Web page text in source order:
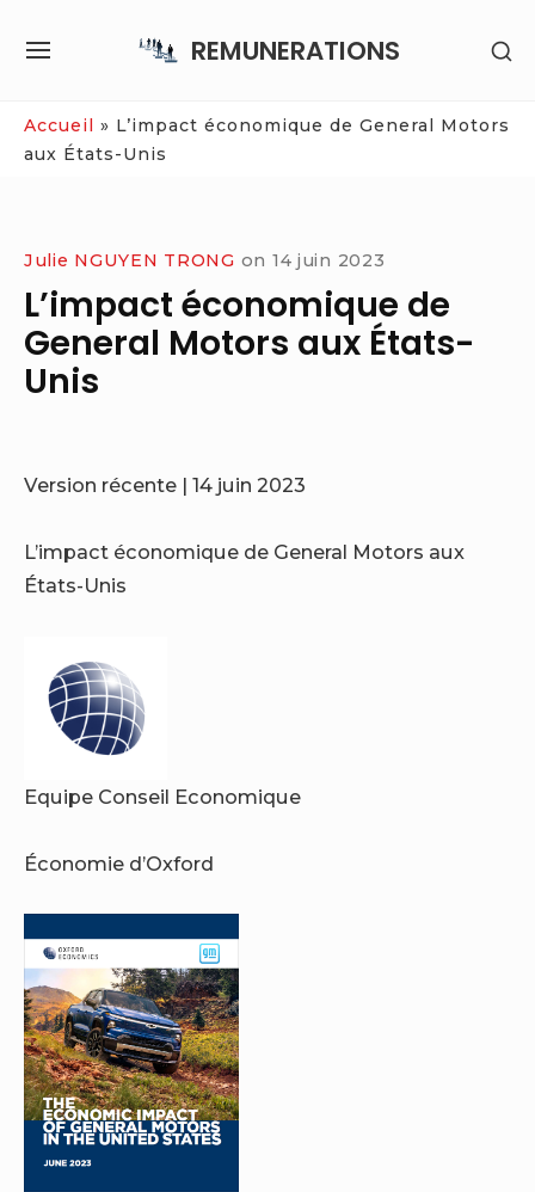
REMUNERATIONS
SITE
Accueil » L’impact économique de General Motors
aux États-Unis
Julie NGUYEN TRONG on 14 juin 2023
L’impact économique de
General Motors aux États-
Unis
Version récente | 14 juin 2023
L’impact économique de General Motors aux
États-Unis
Equipe Conseil Economique
Économie d’Oxford